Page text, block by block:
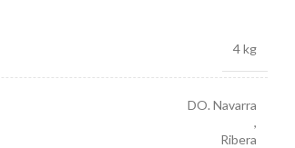
4 kg
DO. Navarra
,
Ribera